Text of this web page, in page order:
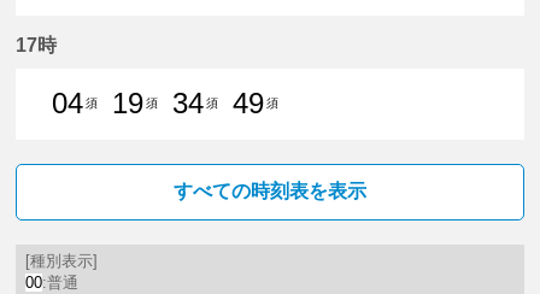
17時
04須
19須
34須
49須
すべての時刻表を表示
[種別表示]
00:普通